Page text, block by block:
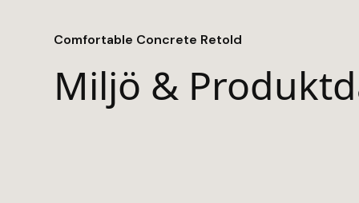
Comfortable Concrete Retold
Miljö &